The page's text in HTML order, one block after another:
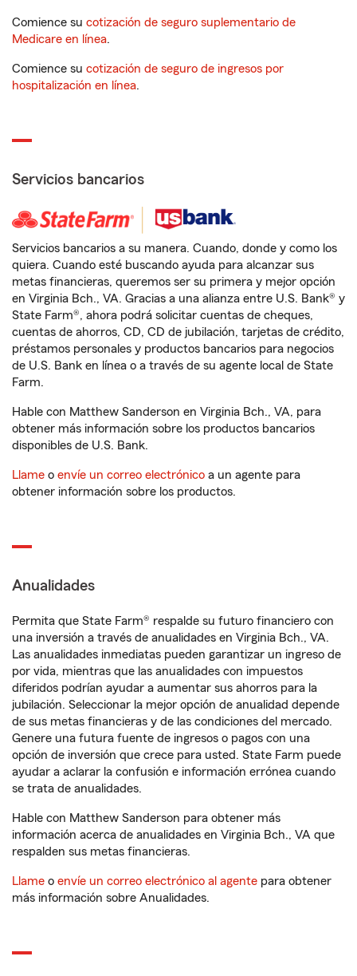
Comience su cotización de seguro suplementario de
Medicare en línea.
Comience su cotización de seguro de ingresos por
hospitalización en línea.
Servicios bancarios
Servicios bancarios a su manera. Cuando, donde y como los
quiera. Cuando esté buscando ayuda para alcanzar sus
metas financieras, queremos ser su primera y mejor opción
en Virginia Bch., VA. Gracias a una alianza entre U.S. Bank® y
State Farm®, ahora podrá solicitar cuentas de cheques,
cuentas de ahorros, CD, CD de jubilación, tarjetas de crédito,
préstamos personales y productos bancarios para negocios
de U.S. Bank en línea o a través de su agente local de State
Farm.
Hable con Matthew Sanderson en Virginia Bch., VA, para
obtener más información sobre los productos bancarios
disponibles de U.S. Bank.
Llame o envíe un correo electrónico a un agente para
obtener información sobre los productos.
Anualidades
Permita que State Farm® respalde su futuro financiero con
una inversión a través de anualidades en Virginia Bch., VA.
Las anualidades inmediatas pueden garantizar un ingreso de
por vida, mientras que las anualidades con impuestos
diferidos podrían ayudar a aumentar sus ahorros para la
jubilación. Seleccionar la mejor opción de anualidad depende
de sus metas financieras y de las condiciones del mercado.
Genere una futura fuente de ingresos o pagos con una
opción de inversión que crece para usted. State Farm puede
ayudar a aclarar la confusión e información errónea cuando
se trata de anualidades.
Hable con Matthew Sanderson para obtener más
información acerca de anualidades en Virginia Bch., VA que
respalden sus metas financieras.
Llame o envíe un correo electrónico al agente para obtener
más información sobre Anualidades.